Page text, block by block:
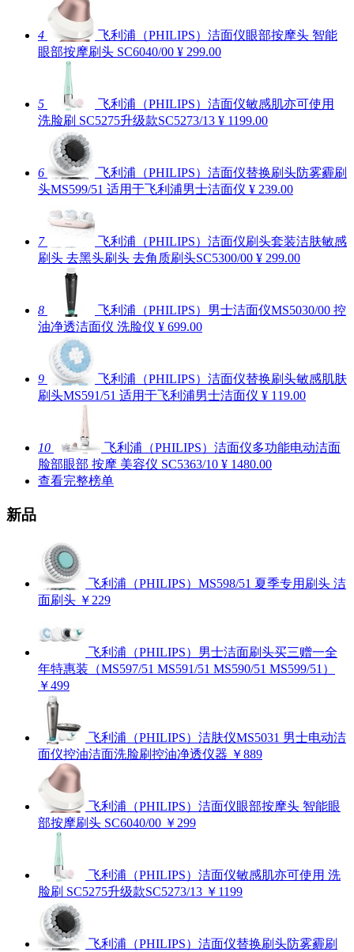
4
飞利浦（PHILIPS）洁面仪眼部按摩头 智能
眼部按摩刷头 SC6040/00 ¥ 299.00
5
飞利浦（PHILIPS）洁面仪敏感肌亦可使用
洗脸刷 SC5275升级款SC5273/13 ¥ 1199.00
6
飞利浦（PHILIPS）洁面仪替换刷头防雾霾刷
头MS599/51 适用于飞利浦男士洁面仪 ¥ 239.00
7
飞利浦（PHILIPS）洁面仪刷头套装洁肤敏感
刷头 去黑头刷头 去角质刷头SC5300/00 ¥ 299.00
8
飞利浦（PHILIPS）男士洁面仪MS5030/00 控
油净透洁面仪 洗脸仪 ¥ 699.00
9
飞利浦（PHILIPS）洁面仪替换刷头敏感肌肤
刷头MS591/51 适用于飞利浦男士洁面仪 ¥ 119.00
10
飞利浦（PHILIPS）洁面仪多功能电动洁面
脸部眼部 按摩 美容仪 SC5363/10 ¥ 1480.00
查看完整榜单
新品
飞利浦（PHILIPS）MS598/51 夏季专用刷头 洁
面刷头 ￥229
飞利浦（PHILIPS）男士洁面刷头买三赠一全
年特惠装（MS597/51 MS591/51 MS590/51 MS599/51）
￥499
飞利浦（PHILIPS）洁肤仪MS5031 男士电动洁
面仪控油洁面洗脸刷控油净透仪器 ￥889
飞利浦（PHILIPS）洁面仪眼部按摩头 智能眼
部按摩刷头 SC6040/00 ￥299
飞利浦（PHILIPS）洁面仪敏感肌亦可使用 洗
脸刷 SC5275升级款SC5273/13 ￥1199
飞利浦（PHILIPS）洁面仪替换刷头防雾霾刷